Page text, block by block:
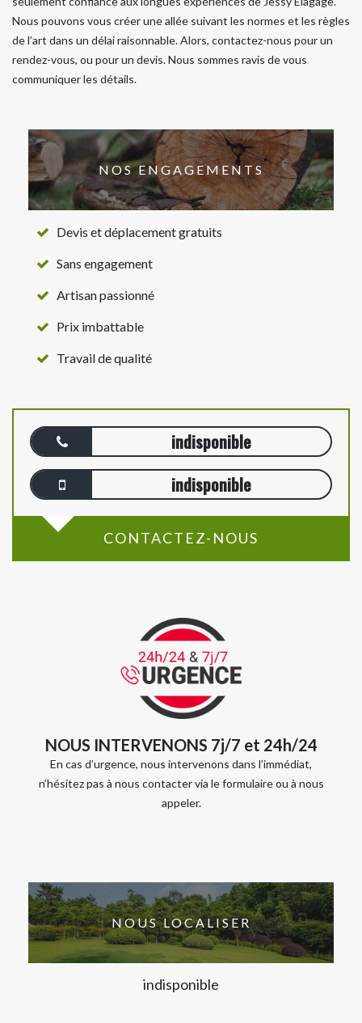
Nous pouvons vous créer une allée suivant les normes et les règles
de l’art dans un délai raisonnable. Alors, contactez-nous pour un
rendez-vous, ou pour un devis. Nous sommes ravis de vous
communiquer les détails.
NOS ENGAGEMENTS
Devis et déplacement gratuits
Sans engagement
Artisan passionné
Prix imbattable
Travail de qualité
indisponible
indisponible
CONTACTEZ-NOUS
NOUS INTERVENONS 7j/7 et 24h/24
En cas d’urgence, nous intervenons dans l’immédiat,
n’hésitez pas à nous contacter via le formulaire ou à nous
appeler.
NOUS LOCALISER
indisponible